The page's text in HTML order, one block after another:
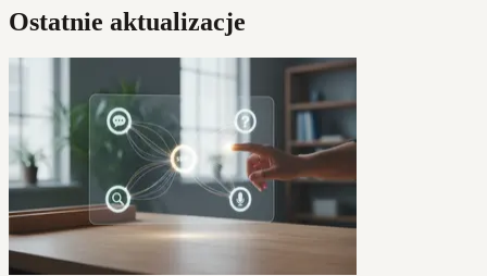
Ostatnie aktualizacje